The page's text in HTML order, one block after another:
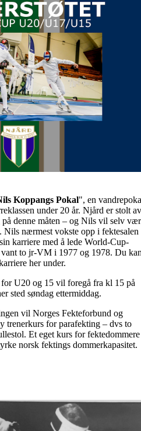
Koppangs Pokal", en
under 20 år. Njård er stolt av
denne måten – og Nils vil selv
Nils nærmest vokste opp i fektesalen
karriere med å lede World-Cup-
vant to jr-VM i 1977 og 1978. Du
her under.
U20 og 15 vil foregå fra kl 15 på
sted søndag ettermiddag.
vil Norges Fekteforbund og
trenerkurs for parafekting – dvs to
Et eget kurs for fektedommere
norsk fektings dommerkapasitet.